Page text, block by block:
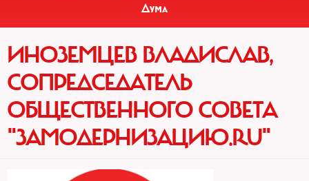
Дума
ИНОЗЕМЦЕВ ВЛАДИСЛАВ,
СОПРЕДСЕДАТЕЛЬ
ОБЩЕСТВЕННОГО СОВЕТА
"ЗАМОДЕРНИЗАЦИЮ.RU"